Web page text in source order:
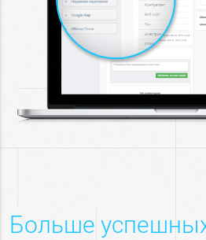
Больше